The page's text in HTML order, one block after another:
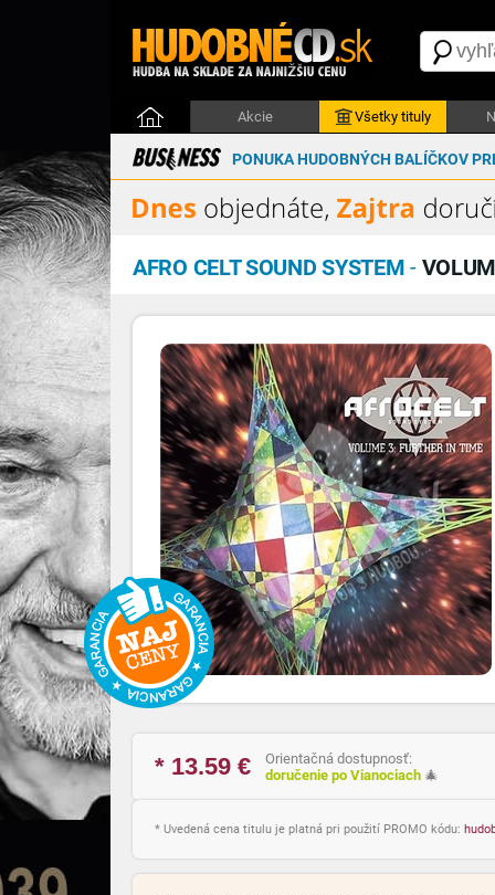
Akcie Všetky tituly
PONUKA HUDOBNÝCH BALÍČKOV
AFRO CELT SOUND SYSTEM -
* 13.59 €
Orientačná dostupnosť:
doručenie po Vianociach 🎄
* Uvedená cena titulu je platná pri použití PROMO kódu: